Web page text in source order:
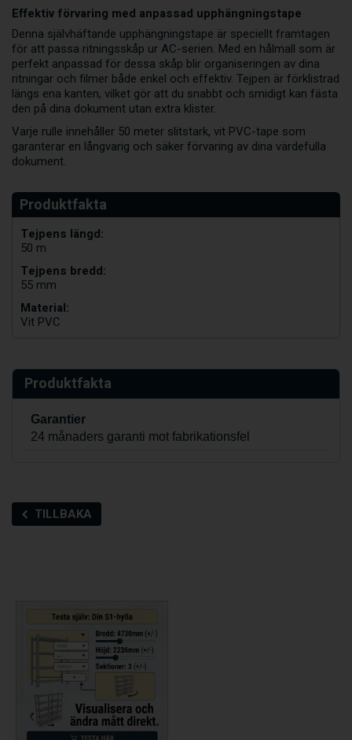
Effektiv förvaring med anpassad upphängningstape
Denna självhäftande upphängningstape är speciellt framtagen
för att passa ritningsskåp ur AC-serien. Med en hålmall som är
perfekt anpassad för dessa skåp blir organiseringen av dina
ritningar och filmer både enkel och effektiv. Tejpen är förklistrad
längs ena kanten, vilket gör att du snabbt och smidigt kan fästa
den på dina dokument utan extra klister.
Varje rulle innehåller 50 meter slitstark, vit PVC-tape som
garanterar en långvarig och säker förvaring av dina värdefulla
dokument.
Tejpens längd:
50 m
Tejpens bredd:
55 mm
Material:
Vit PVC
Produktfakta
Garantier
24 månaders garanti mot fabrikationsfel
TILLBAKA